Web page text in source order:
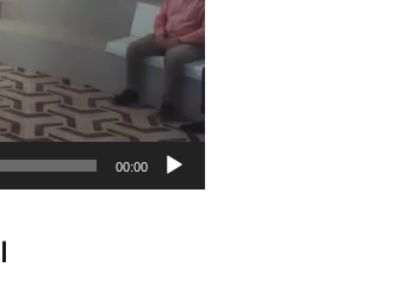
00:00